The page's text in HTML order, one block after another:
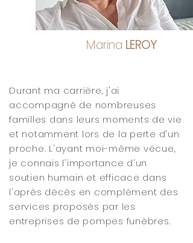
Marina LEROY
Durant ma carrière, j'ai
accompagné de nombreuses
familles dans leurs moments de vie
et notamment lors de la perte d'un
proche. L'ayant moi-même vécue,
je connais l'importance d'un
soutien humain et efficace dans
l'après décès en complément des
services proposés par les
entreprises de pompes funèbres.